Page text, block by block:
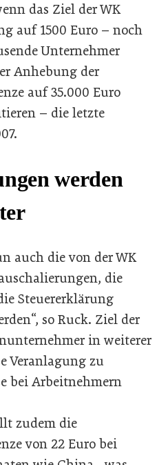
das Ziel der WK
auf 1500 Euro – noch
Unternehmer
Anhebung der
auf 35.000 Euro
– die letzte
werden
auch die von der WK
die
Steuererklärung
so Ruck. Ziel der
in weiterer
Veranlagung zu
bei Arbeitnehmern
zudem die
von 22 Euro bei